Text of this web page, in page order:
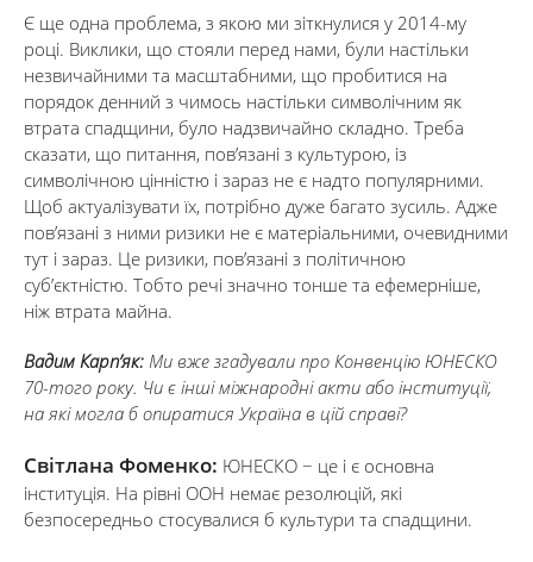
Є ще одна проблема, з якою ми зіткнулися у 2014-му
році. Виклики, що стояли перед нами, були настільки
незвичайними та масштабними, що пробитися на
порядок денний з чимось настільки символічним як
втрата спадщини, було надзвичайно складно. Треба
сказати, що питання, пов’язані з культурою, із
символічною цінністю і зараз не є надто популярними.
Щоб актуалізувати їх, потрібно дуже багато зусиль. Адже
пов’язані з ними ризики не є матеріальними, очевидними
тут і зараз. Це ризики, пов’язані з політичною
суб’єктністю. Тобто речі значно тонше та ефемерніше,
ніж втрата майна.
Вадим Карп’як: Ми вже згадували про Конвенцію ЮНЕСКО
70-того року. Чи є інші міжнародні акти або інституції,
на які могла б опиратися Україна в цій справі?
Світлана Фоменко: ЮНЕСКО − це і є основна
інституція. На рівні ООН немає резолюцій, які
безпосередньо стосувалися б культури та спадщини.